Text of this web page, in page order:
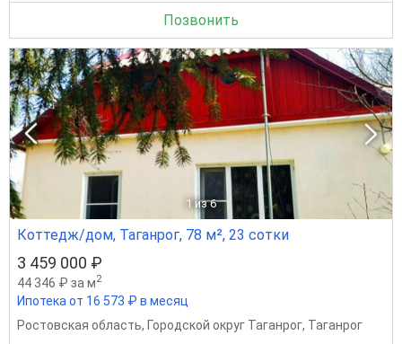
Позвонить
1 из 6
Коттедж/дом, Таганрог, 78 м², 23 сотки
3 459 000 ₽
44 346 ₽ за м2
Ипотека от 16 573 ₽ в месяц
Ростовская область, Городской округ Таганрог, Таганрог